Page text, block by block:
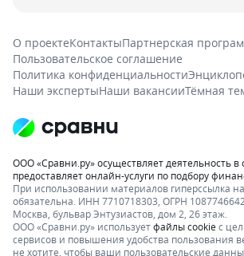
О проектеКонтактыПартнерская
Пользовательское соглашение
Политика конфиденциальности
Наши экспертыНаши вакансииТёмная
ООО «Сравни.ру» осуществляет деятельность в
предоставляет онлайн-услуги по подбору
При использовании материалов гиперссылка
обязательна. ИНН 7710718303, ОГРН
Москва, бульвар Энтузиастов, дом 2, 26 этаж.
ООО «Сравни.ру» используетфайлы cookieс
сервисов и повышения удобства пользования
не хотите, чтобы ваши пользовательские